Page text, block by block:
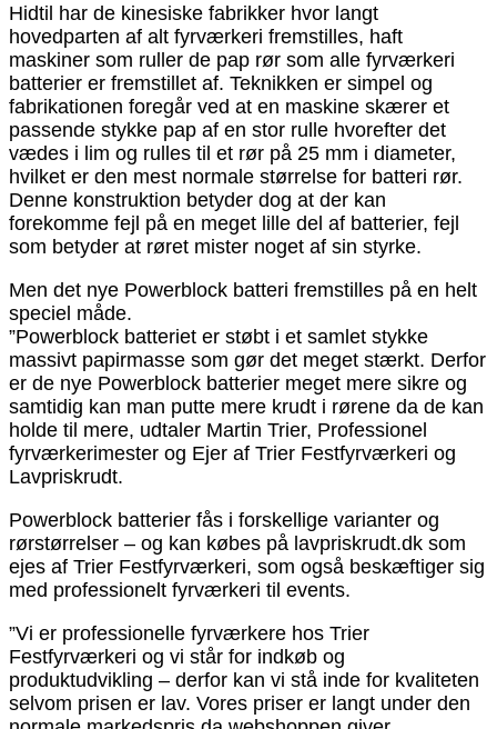
Hidtil har de kinesiske fabrikker hvor langt
hovedparten af alt fyrværkeri fremstilles, haft
maskiner som ruller de pap rør som alle fyrværkeri
batterier er fremstillet af. Teknikken er simpel og
fabrikationen foregår ved at en maskine skærer et
passende stykke pap af en stor rulle hvorefter det
vædes i lim og rulles til et rør på 25 mm i diameter,
hvilket er den mest normale størrelse for batteri rør.
Denne konstruktion betyder dog at der kan
forekomme fejl på en meget lille del af batterier, fejl
som betyder at røret mister noget af sin styrke.
Men det nye Powerblock batteri fremstilles på en helt
speciel måde.
”Powerblock batteriet er støbt i et samlet stykke
massivt papirmasse som gør det meget stærkt. Derfor
er de nye Powerblock batterier meget mere sikre og
samtidig kan man putte mere krudt i rørene da de kan
holde til mere, udtaler Martin Trier, Professionel
fyrværkerimester og Ejer af Trier Festfyrværkeri og
Lavpriskrudt.
Powerblock batterier fås i forskellige varianter og
rørstørrelser – og kan købes på lavpriskrudt.dk som
ejes af Trier Festfyrværkeri, som også beskæftiger sig
med professionelt fyrværkeri til events.
”Vi er professionelle fyrværkere hos Trier
Festfyrværkeri og vi står for indkøb og
produktudvikling – derfor kan vi stå inde for kvaliteten
selvom prisen er lav. Vores priser er langt under den